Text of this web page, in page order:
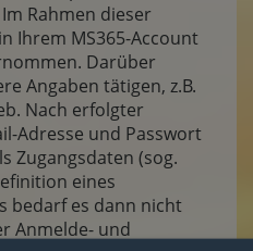
Rahmen dieser
Ihrem MS365-Account
Darüber
Angaben tätigen, z.B.
Nach erfolgter
Adresse und Passwort
Zugangsdaten (sog.
eines
bedarf es dann nicht
Anmelde- und